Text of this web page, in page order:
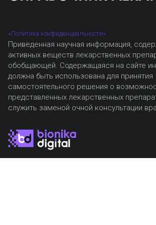
«Политика конфиденциальности»
Приведенная научная информация,
активных веществ лекарственных
обобщающей. Содержащаяся на сайте
должна быть использована для принятия
самостоятельного решения о
представленных лекарственных
служить заменой очной консультации